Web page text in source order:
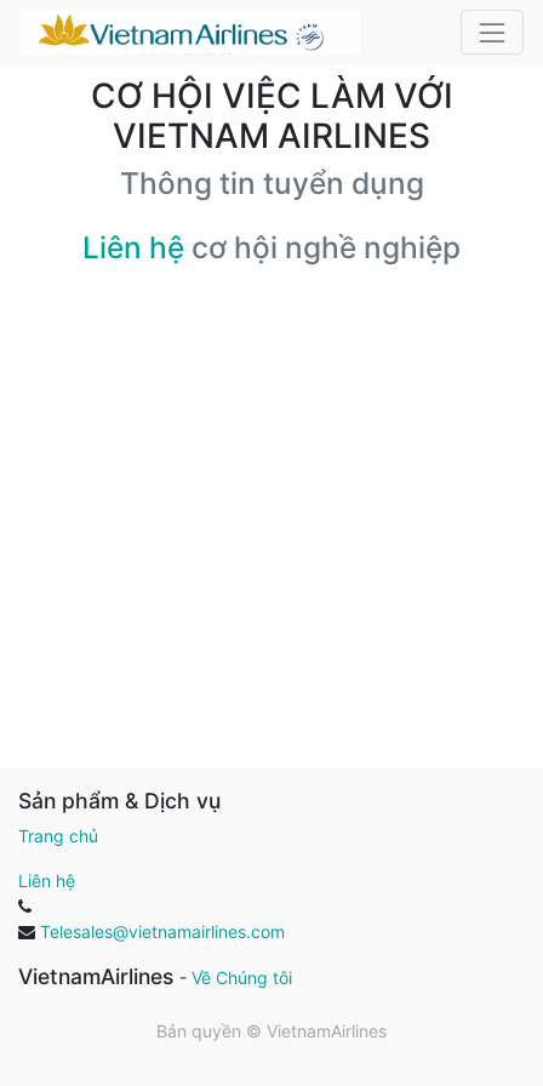
CƠ HỘI VIỆC LÀM VỚI
VIETNAM AIRLINES
Thông tin tuyển dụng
Liên hệ cơ hội nghề nghiệp
Sản phẩm & Dịch vụ
Trang chủ
Liên hệ
Telesales@vietnamairlines.com
VietnamAirlines - Về Chúng tôi
Bản quyền © VietnamAirlines